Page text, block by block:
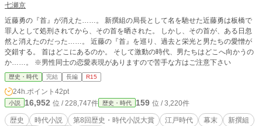
七瀬京
近藤勇の『首』が消えた……。 新撰組の局長として名を馳せた近藤勇は板橋で
罪人として処刑されてから、その首を晒された。 しかし、その首が、ある日忽
然と消えたのだった……。 近藤の『首』を巡り、過去と栄光と男たちの愛憎が
交錯する。 首はどこにあるのか。 そして激動の時代、男たちはどこへ向かうの
か……。 ※男性同士の恋愛表現がありますので苦手な方はご注意下さい
歴史・時代 完結 長編 R15
24h.ポイント 42pt
小説 16,952 位 / 228,747件 歴史・時代 159 位 / 3,220件
歴史 時代小説 第8回歴史・時代小説大賞 江戸時代 幕末
新撰組